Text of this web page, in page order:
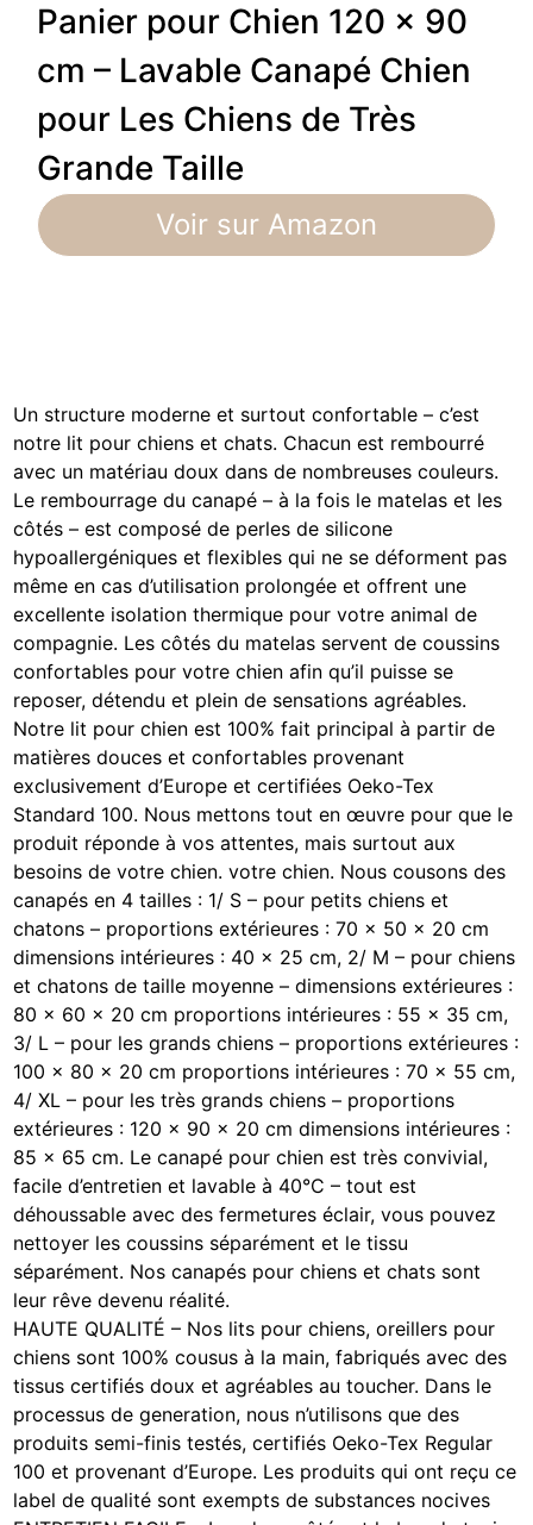
Panier pour Chien 120 x 90
cm – Lavable Canapé Chien
pour Les Chiens de Très
Grande Taille
Voir sur Amazon
Un structure moderne et surtout confortable – c’est
notre lit pour chiens et chats. Chacun est rembourré
avec un matériau doux dans de nombreuses couleurs.
Le rembourrage du canapé – à la fois le matelas et les
côtés – est composé de perles de silicone
hypoallergéniques et flexibles qui ne se déforment pas
même en cas d’utilisation prolongée et offrent une
excellente isolation thermique pour votre animal de
compagnie. Les côtés du matelas servent de coussins
confortables pour votre chien afin qu’il puisse se
reposer, détendu et plein de sensations agréables.
Notre lit pour chien est 100% fait principal à partir de
matières douces et confortables provenant
exclusivement d’Europe et certifiées Oeko-Tex
Standard 100. Nous mettons tout en œuvre pour que le
produit réponde à vos attentes, mais surtout aux
besoins de votre chien. votre chien. Nous cousons des
canapés en 4 tailles : 1/ S – pour petits chiens et
chatons – proportions extérieures : 70 x 50 x 20 cm
dimensions intérieures : 40 x 25 cm, 2/ M – pour chiens
et chatons de taille moyenne – dimensions extérieures :
80 x 60 x 20 cm proportions intérieures : 55 x 35 cm,
3/ L – pour les grands chiens – proportions extérieures :
100 x 80 x 20 cm proportions intérieures : 70 x 55 cm,
4/ XL – pour les très grands chiens – proportions
extérieures : 120 x 90 x 20 cm dimensions intérieures :
85 x 65 cm. Le canapé pour chien est très convivial,
facile d’entretien et lavable à 40°C – tout est
déhoussable avec des fermetures éclair, vous pouvez
nettoyer les coussins séparément et le tissu
séparément. Nos canapés pour chiens et chats sont
leur rêve devenu réalité.
HAUTE QUALITÉ – Nos lits pour chiens, oreillers pour
chiens sont 100% cousus à la main, fabriqués avec des
tissus certifiés doux et agréables au toucher. Dans le
processus de generation, nous n’utilisons que des
produits semi-finis testés, certifiés Oeko-Tex Regular
100 et provenant d’Europe. Les produits qui ont reçu ce
label de qualité sont exempts de substances nocives